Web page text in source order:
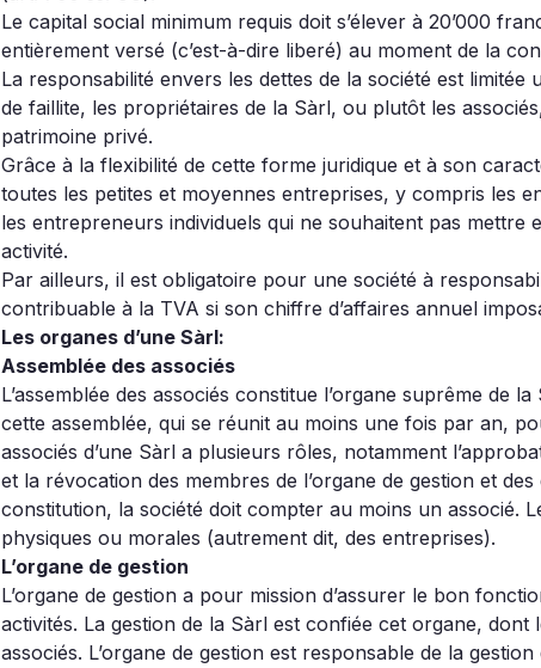
Le capital social minimum requis doit s’élever à 20’000
entièrement versé (c’est-à-dire liberé) au moment de la
La responsabilité envers les dettes de la société est
de faillite, les propriétaires de la Sàrl, ou plutôt les
patrimoine privé.
Grâce à la flexibilité de cette forme juridique et à son
toutes les petites et moyennes entreprises, y compris les
les entrepreneurs individuels qui ne souhaitent pas
activité.
Par ailleurs, il est obligatoire pour une société à
contribuable à la TVA si son chiffre d’affaires annuel
Les organes d’une Sàrl:
Assemblée des associés
L’assemblée des associés constitue l’organe suprême de
cette assemblée, qui se réunit au moins une fois par an,
associés d’une Sàrl a plusieurs rôles, notamment
et la révocation des membres de l’organe de gestion et
constitution, la société doit compter au moins un associé.
physiques ou morales (autrement dit, des entreprises).
L’organe de gestion
L’organe de gestion a pour mission d’assurer le bon
activités. La gestion de la Sàrl est confiée cet organe, dont
associés. L’organe de gestion est responsable de la